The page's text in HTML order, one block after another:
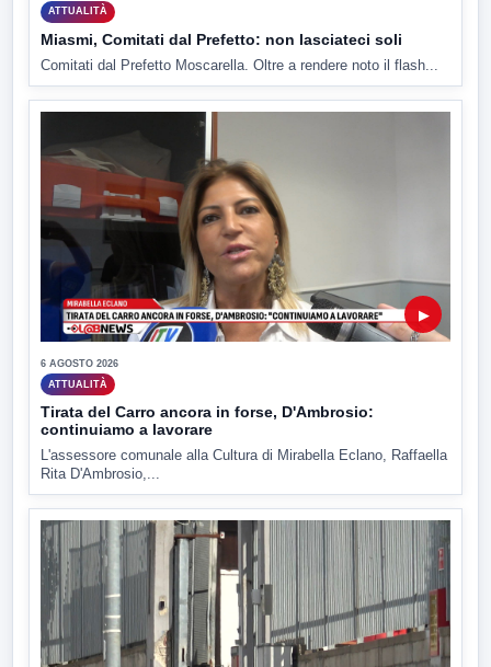
ATTUALITÀ
Miasmi, Comitati dal Prefetto: non lasciateci soli
Comitati dal Prefetto Moscarella. Oltre a rendere noto il flash...
▶
6 AGOSTO 2026
ATTUALITÀ
Tirata del Carro ancora in forse, D'Ambrosio:
continuiamo a lavorare
L'assessore comunale alla Cultura di Mirabella Eclano, Raffaella
Rita D'Ambrosio,...